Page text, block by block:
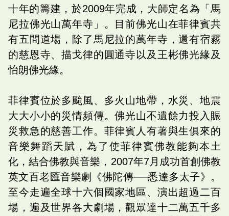
十年的籌建，於2009年完成，大師定名為「馬
尼拉佛光山萬年寺」。目前佛光山在菲律賓共
有五間道場，除了馬尼拉的萬年寺，還有宿霧
的慈恩寺、描戈律的圓通寺以及王彬佛光緣及
怡朗佛光緣。
菲律賓位於多颱風、多火山地帶，水災、地震
大大小小的災情頻傳。佛光山不遺餘力投入賑
災救急的慈善工作。菲律賓人有著與生俱來的
音樂舞蹈天賦，為了使菲律賓佛教能夠本土
化，結合佛教與音樂，2007年7月成功首創佛教
英文百老匯音樂劇《佛陀傳──悉達多太子》。
至今走遍全球十六個國家地區、演出超過二百
場，遍及世界各大劇場，觀眾達十二萬五千多